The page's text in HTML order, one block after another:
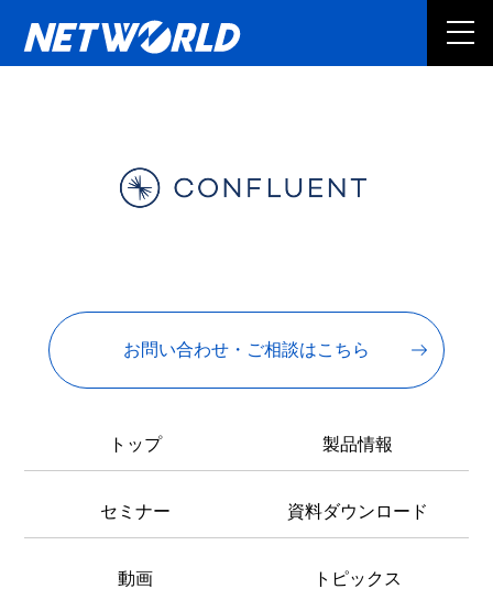
お問い合わせ・ご相談はこちら
トップ 製品情報
セミナー 資料ダウンロード
動画 トピックス